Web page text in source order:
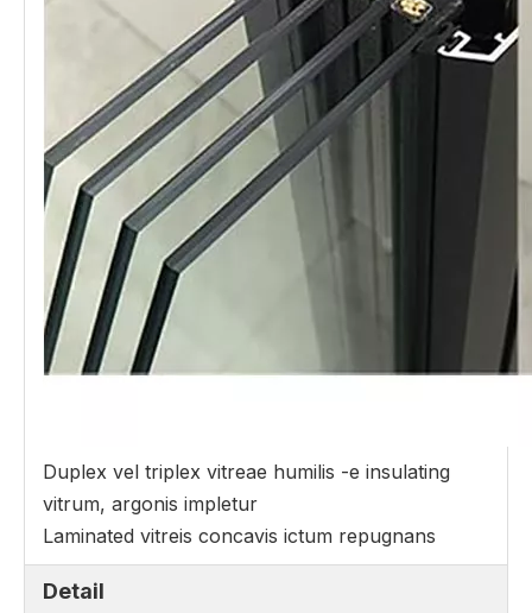
Duplex vel triplex vitreae humilis -e insulating
vitrum, argonis impletur
Laminated vitreis concavis ictum repugnans
Detail